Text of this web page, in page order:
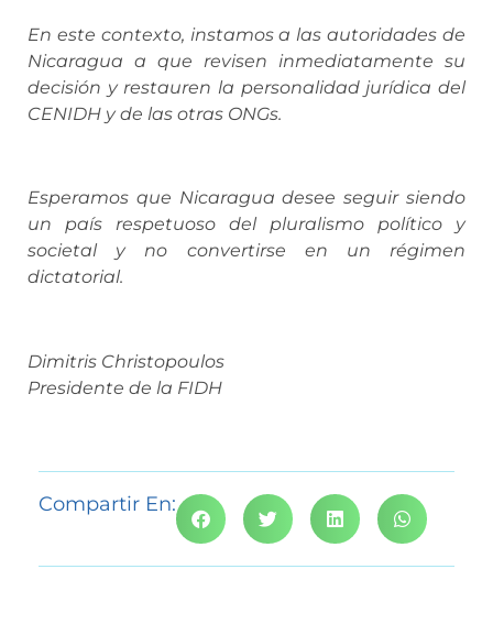
En este contexto, instamos a las autoridades de
Nicaragua a que revisen inmediatamente su
decisión y restauren la personalidad jurídica del
CENIDH y de las otras ONGs.
Esperamos que Nicaragua desee seguir siendo
un país respetuoso del pluralismo político y
societal y no convertirse en un régimen
dictatorial.
Dimitris Christopoulos
Presidente de la FIDH
Compartir En: